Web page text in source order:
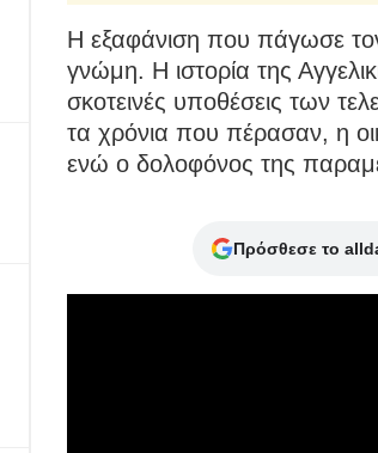
Η εξαφάνιση που πάγωσε
γνώμη. Η ιστορία της
σκοτεινές υποθέσεις των
τα χρόνια που πέρασαν, η
ενώ ο δολοφόνος της
Πρόσθεσε το